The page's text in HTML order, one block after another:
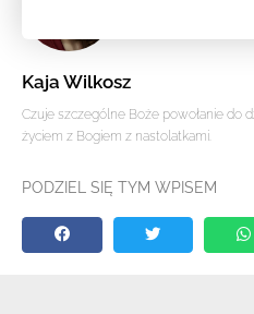
Kaja Wilkosz
Czuje szczególne Boże powołanie do
życiem z Bogiem z nastolatkami.
PODZIEL SIĘ TYM WPISEM